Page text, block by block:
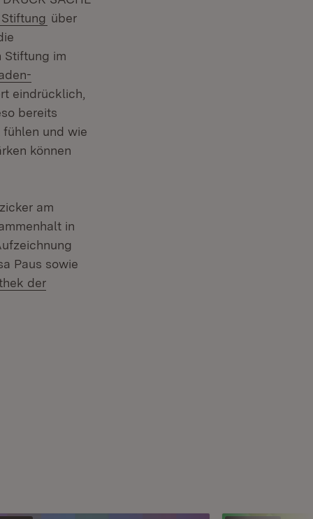
(Öffnet in neuem Fenster)
über
Stiftung im
eindrücklich,
bereits
und wie
können
am
in
Paus sowie
der